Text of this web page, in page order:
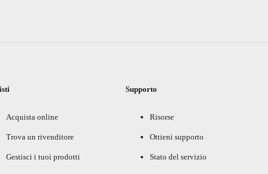
Acquista online
Trova un rivenditore
Gestisci i tuoi prodotti
Supporto
Risorse
Ottieni supporto
Stato del servizio